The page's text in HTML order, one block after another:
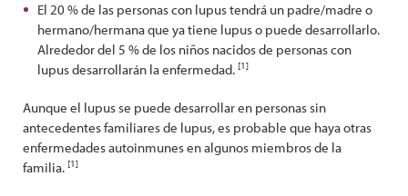
El 20 % de las personas con lupus tendrá un padre/madre o
hermano/hermana que ya tiene lupus o puede desarrollarlo.
Alrededor del 5 % de los niños nacidos de personas con
lupus desarrollarán la enfermedad. [1]
Aunque el lupus se puede desarrollar en personas sin
antecedentes familiares de lupus, es probable que haya otras
enfermedades autoinmunes en algunos miembros de la
familia. [1]